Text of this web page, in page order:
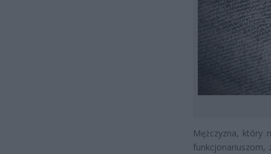
Mężczyzna, który
funkcjonariuszom,